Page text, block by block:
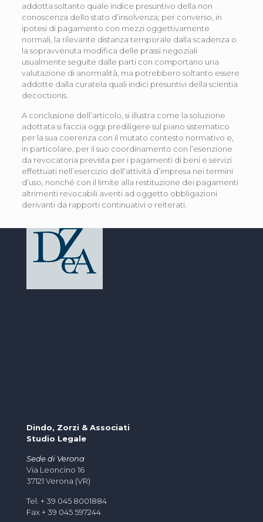
addotta soltanto quale indice presuntivo della non
conoscenza dello stato d’insolvenza; per converso, in
ipotesi di pagamento con mezzi oggettivamente
normali, la rilevante distanza temporale dalla scadenza o
la sopravvenuta modifica delle prassi negoziali
usualmente seguite dalle parti con comportano una
valutazione di anormalità, ma potrebbero soltanto essere
addotte dalla curatela quali indici presuntivi della scientia
decoctionis.
A conclusione dell’articolo, si illustra come la soluzione
adottata si faccia oggi prediligere sul piano sistematico
per la sua coerenza con il mutato contesto normativo e,
in particolare, per il suo coordinamento con l’esenzione
da revocatoria prevista per i pagamenti di beni e servizi
effettuati nell’esercizio dell’attività d’impresa nei termini
d’uso, nonché con il limite alla restituzione dei pagamenti
altrimenti revocabili aventi ad oggetto obbligazioni
derivanti da rapporti continuativi o reiterati.
Dindo, Zorzi & Associati
Studio Legale
Sede di Verona
Via Leoncino 16
37121 Verona (VR)
Tel. + 39 045 8001884
Fax + 39 045 597244